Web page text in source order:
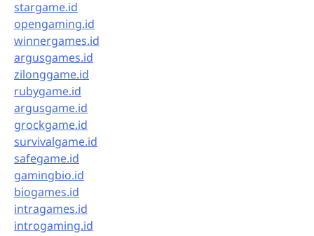
stargame.id
opengaming.id
winnergames.id
argusgames.id
zilonggame.id
rubygame.id
argusgame.id
grockgame.id
survivalgame.id
safegame.id
gamingbio.id
biogames.id
intragames.id
introgaming.id